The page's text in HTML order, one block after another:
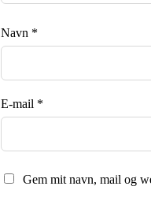
Navn *
E-mail *
Gem mit navn, mail og